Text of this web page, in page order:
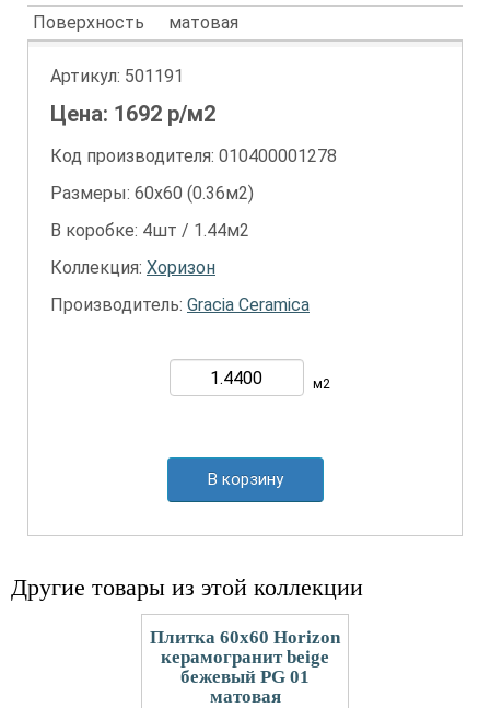
Поверхность
матовая
Артикул: 501191
Цена: 1692 р/м2
Код производителя: 010400001278
Размеры: 60х60 (0.36м2)
В коробке: 4шт / 1.44м2
Коллекция: Хоризон
Производитель: Gracia Ceramica
м2
В корзину
Другие товары из этой коллекции
Плитка 60x60 Horizon
керамогранит beige
бежевый PG 01
матовая